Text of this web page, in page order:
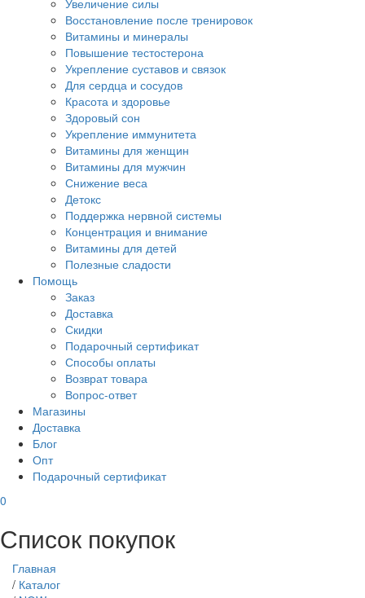
Увеличение силы
Восстановление после тренировок
Витамины и минералы
Повышение тестостерона
Укрепление суставов и связок
Для сердца и сосудов
Красота и здоровье
Здоровый сон
Укрепление иммунитета
Витамины для женщин
Витамины для мужчин
Снижение веса
Детокс
Поддержка нервной системы
Концентрация и внимание
Витамины для детей
Полезные сладости
Помощь
Заказ
Доставка
Скидки
Подарочный сертификат
Способы оплаты
Возврат товара
Вопрос-ответ
Магазины
Доставка
Блог
Опт
Подарочный сертификат
0
Список покупок
Главная
/ Каталог